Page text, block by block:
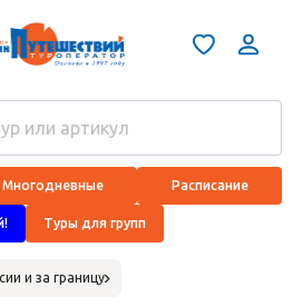
Многодневные Расписание
Туры для групп
и за границу